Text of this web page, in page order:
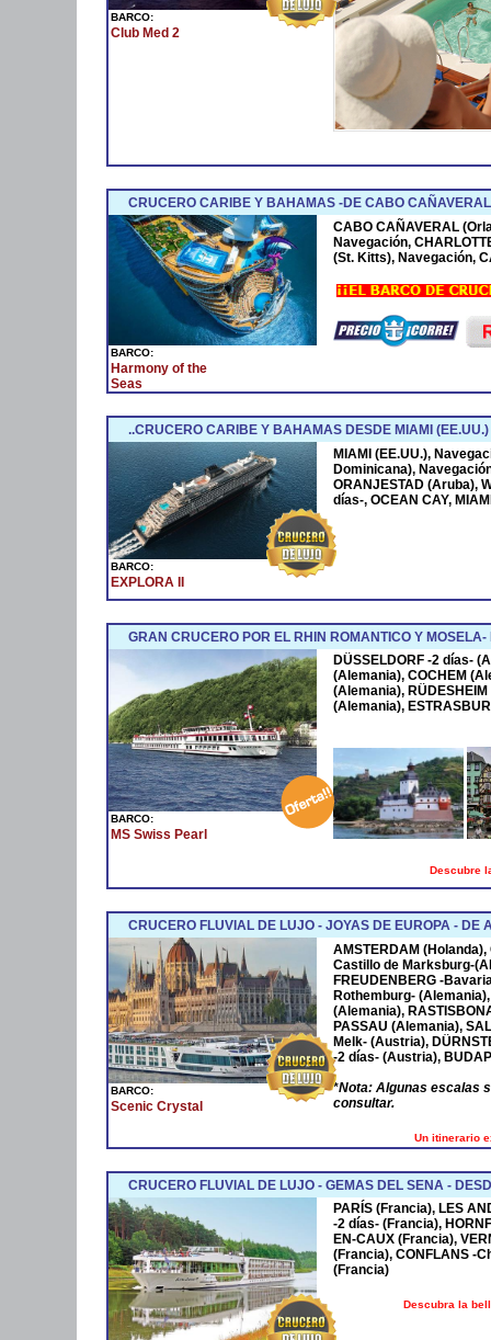
BARCO:
Club Med 2
CRUCERO CARIBE Y BAHAMAS -DE CABO
BARCO:
Harmony of the
Seas
CABO CAÑAVERAL
Navegación,
(St. Kitts), Navegación,
..CRUCERO CARIBE Y BAHAMAS DESDE MIAMI (EE.UU.)
BARCO:
EXPLORA II
MIAMI (EE.UU.),
Dominicana),
ORANJESTAD (Aruba),
días-, OCEAN CAY,
GRAN CRUCERO POR EL RHIN ROMANTICO Y
BARCO:
MS Swiss Pearl
DÜSSELDORF -2 días-
(Alemania), COCHEM
(Alemania),
(Alemania),
Descubre
CRUCERO FLUVIAL DE LUJO - JOYAS DE EUROPA - DE
BARCO:
Scenic Crystal
AMSTERDAM (Holanda),
Castillo de Marksburg-
FREUDENBERG -
Rothemburg-
(Alemania),
PASSAU (Alemania),
Melk- (Austria),
-2 días- (Austria),
*Nota: Algunas escalas
consultar.
Un itinerario
CRUCERO FLUVIAL DE LUJO - GEMAS DEL SENA -
PARÍS (Francia), LES
-2 días- (Francia),
EN-CAUX (Francia),
(Francia), CONFLANS -
(Francia)
Descubra la